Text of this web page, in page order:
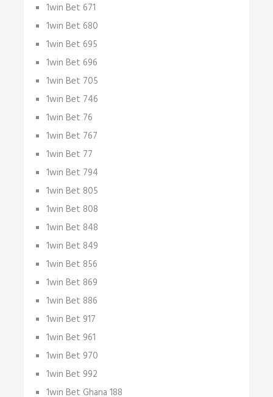
1win Bet 671
1win Bet 680
1win Bet 695
1win Bet 696
1win Bet 705
1win Bet 746
1win Bet 76
1win Bet 767
1win Bet 77
1win Bet 794
1win Bet 805
1win Bet 808
1win Bet 848
1win Bet 849
1win Bet 856
1win Bet 869
1win Bet 886
1win Bet 917
1win Bet 961
1win Bet 970
1win Bet 992
1win Bet Ghana 188